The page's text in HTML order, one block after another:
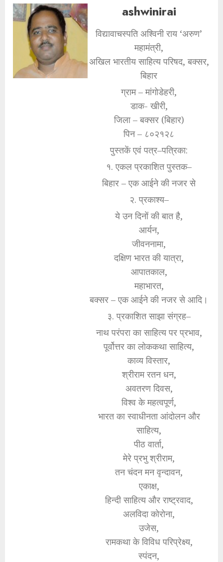
ashwinirai
विद्यावाचस्पति अश्विनी राय ‘अरुण’
महामंत्री,
अखिल भारतीय साहित्य परिषद, बक्सर,
बिहार
ग्राम – मांगोडेहरी,
डाक- खीरी,
जिला – बक्सर (बिहार)
पिन – ८०२१२८
पुस्तकें एवं पत्र–पत्रिका:
१. एकल प्रकाशित पुस्तक–
बिहार – एक आईने की नजर से
२. प्रकाश्य–
ये उन दिनों की बात है,
आर्यन,
जीवननामा,
दक्षिण भारत की यात्रा,
आपातकाल,
महाभारत,
बक्सर – एक आईने की नजर से आदि।
३. प्रकाशित साझा संग्रह–
नाथ परंपरा का साहित्य पर प्रभाव,
पूर्वोत्तर का लोककथा साहित्य,
काव्य विस्तार,
श्रीराम रतन धन,
अवतरण दिवस,
विश्व के महत्वपूर्ण,
भारत का स्वाधीनता आंदोलन और
साहित्य,
पीठ वार्ता,
मेरे प्रभु श्रीराम,
तन चंदन मन वृन्दावन,
एकाक्ष,
हिन्दी साहित्य और राष्ट्रवाद,
अलविदा कोरोना,
उजेस,
रामकथा के विविध परिप्रेक्ष्य,
स्पंदन,